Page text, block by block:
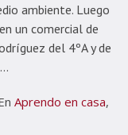
ambiente. Luego
un comercial de
del 4ºA y de
Aprendo en casa,